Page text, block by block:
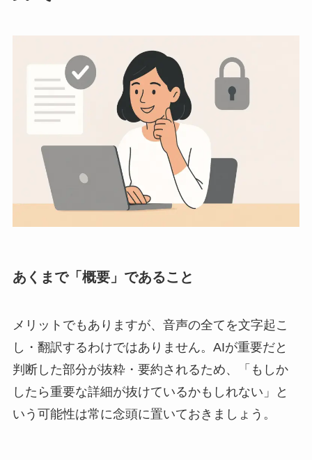
あくまで「概要」であること
メリットでもありますが、音声の全てを文字起こ
し・翻訳するわけではありません。AIが重要だと
判断した部分が抜粋・要約されるため、「もしか
したら重要な詳細が抜けているかもしれない」と
いう可能性は常に念頭に置いておきましょう。